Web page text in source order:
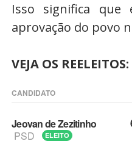
Isso significa que
aprovação do povo
VEJA OS REELEITOS:
CANDIDATO
Jeovan de Zezitinho
PSD
ELEITO